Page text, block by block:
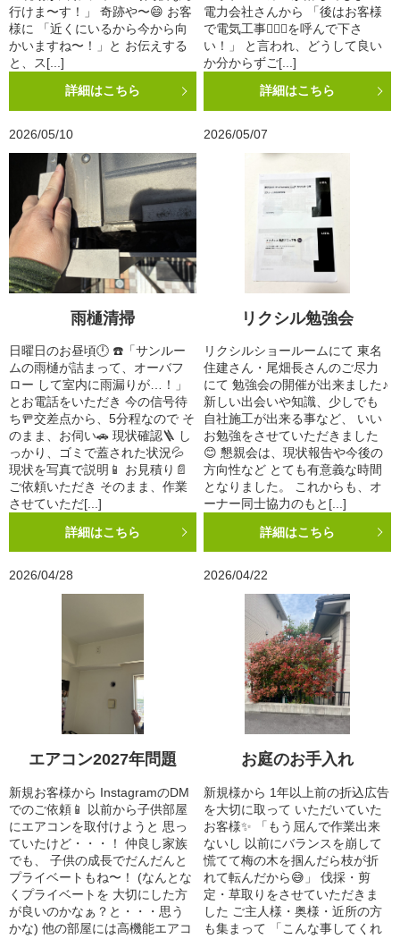
行けま〜す！」 奇跡や〜😄 お客
様に 「近くにいるから今から向
かいますね〜！」と お伝えする
と、ス[...]
詳細はこちら
電力会社さんから 「後はお客様
で電気工事👷🏻‍♀️を呼んで下さ
い！」 と言われ、どうして良い
か分からずご[...]
詳細はこちら
2026/05/10
雨樋清掃
日曜日のお昼頃🕛 ☎️「サンルー
ムの雨樋が詰まって、オーバフ
ロー して室内に雨漏りが…！」
とお電話をいただき 今の信号待
ち🚥交差点から、5分程なので そ
のまま、お伺い🚗 現状確認🪜 し
っかり、ゴミで蓋された状況💦
現状を写真で説明📱 お見積り📄
ご依頼いただき そのまま、作業
させていただ[...]
詳細はこちら
2026/05/07
リクシル勉強会
リクシルショールームにて 東名
住建さん・尾畑長さんのご尽力
にて 勉強会の開催が出来ました♪
新しい出会いや知識、少しでも
自社施工が出来る事など、 いい
お勉強をさせていただきました
😊 懇親会は、現状報告や今後の
方向性など とても有意義な時間
となりました。 これからも、オ
ーナー同士協力のもと[...]
詳細はこちら
2026/04/28
エアコン2027年問題
新規お客様から InstagramのDM
でのご依頼📱 以前から子供部屋
にエアコンを取付けようと 思っ
ていたけど・・・！ 仲良し家族
でも、 子供の成長でだんだんと
プライベートもね〜！ (なんとな
くプライベートを 大切にした方
が良いのかなぁ？と・・・思う
かな) 他の部屋には高機能エアコ
2026/04/22
お庭のお手入れ
新規様から 1年以上前の折込広告
を大切に取って いただいていた
お客様✨ 「もう屈んで作業出来
ないし 以前にバランスを崩して
慌てて梅の木を掴んだら枝が折
れて転んだから😅」 伐採・剪
定・草取りをさせていただきま
した ご主人様・奥様・近所の方
も集まって 「こんな事してくれ